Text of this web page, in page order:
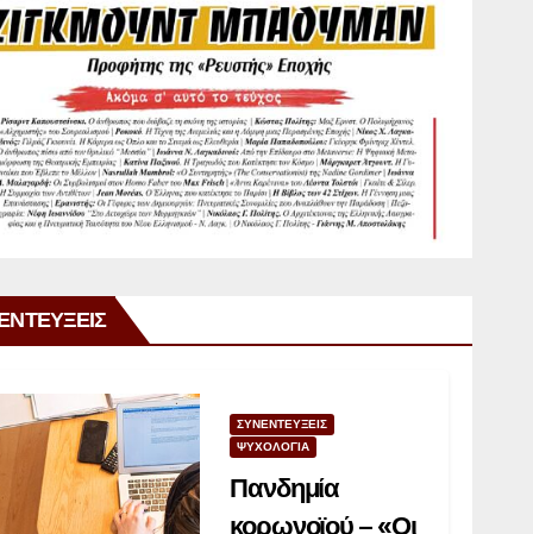
ΣΥΝΕΝΤΕΥΞΕΙΣ
ΨΥΧΟΛΟΓΙΑ
Πανδημία
κορωνοϊού – «Οι